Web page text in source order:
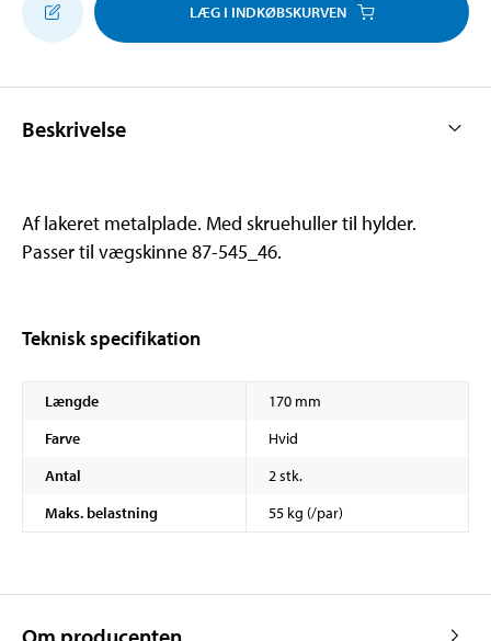
LÆG I INDKØBSKURVEN
Beskrivelse
Af lakeret metalplade. Med skruehuller til hylder.
Passer til vægskinne 87-545_46.
Teknisk specifikation
Længde
170 mm
Farve
Hvid
Antal
2 stk.
Maks. belastning
55 kg (/par)
Om producenten